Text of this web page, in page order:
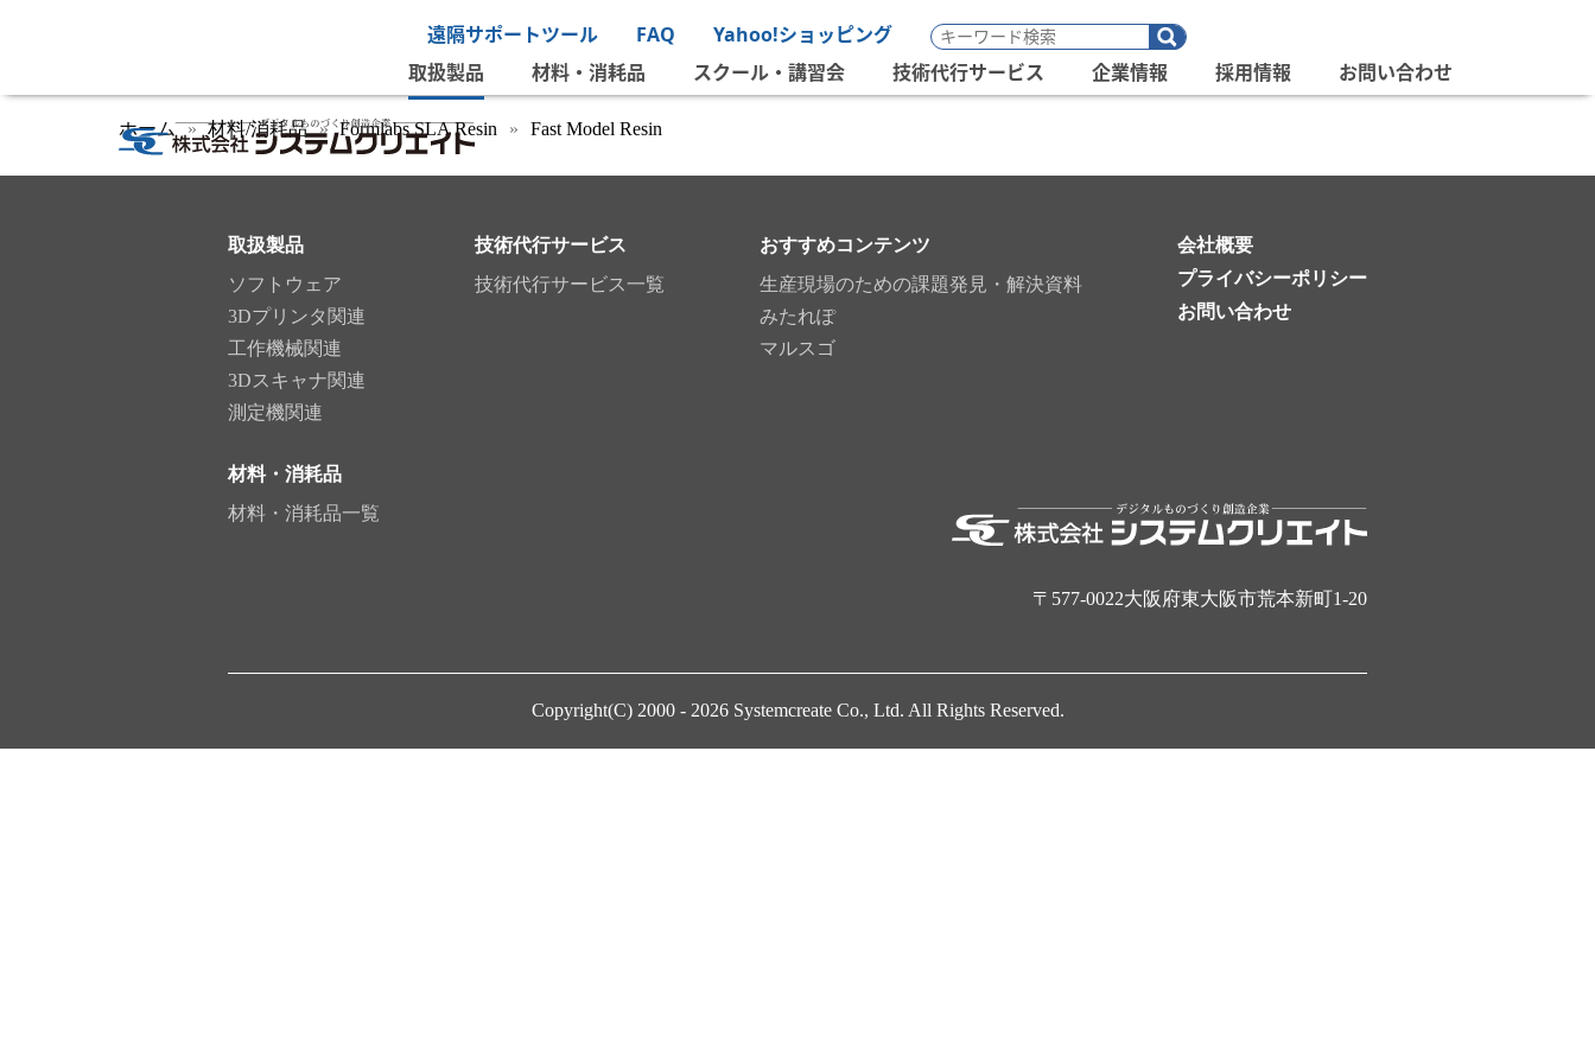
遠隔サポートツール FAQ
Yahoo!ショッピング
取扱製品
材料・消耗品 スクール・講習会 技術代行サービス 企業情報 採用情報 お問い合わせ
ホーム 材料/消耗品 Formlabs SLA Resin Fast Model Resin
取扱製品
ソフトウェア
3Dプリンタ関連
工作機械関連
3Dスキャナ関連
測定機関連
材料・消耗品
材料・消耗品一覧
技術代行サービス
技術代行サービス一覧
おすすめコンテンツ
生産現場のための課題発見・解決資料
みたれぽ
マルスゴ
会社概要
プライバシーポリシー
お問い合わせ
〒577-0022大阪府東大阪市荒本新町1-20
Copyright(C) 2000 - 2026 Systemcreate Co., Ltd. All Rights Reserved.